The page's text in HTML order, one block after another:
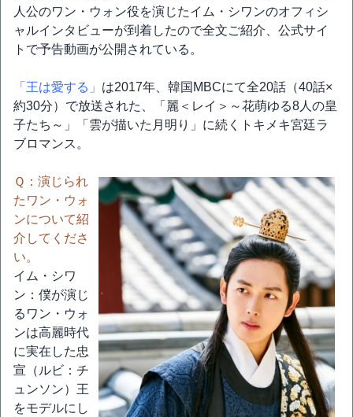
人公のワン・ウォン役を演じたイム・シワンのオフィシ
ャルインタビューが到着したので全文ご紹介、公式サイ
トで予告動画が公開されている。
「王は愛する」 は2017年、韓国MBCにて全20話（40話×
約30分）で放送された、「麗＜レイ＞～花萌ゆる8人の皇
子たち～」「雲が描いた月明り」に続くトキメキ宮廷ラ
ブロマンス。
Ｑ：演じられ
たワン・ウォ
ンについて紹
介してくださ
い。
イム・シワ
ン：僕が演じ
るワン・ウォ
ンは高麗時代
に実在した忠
宣（ルビ：チ
ュンソン）王
をモデルにし